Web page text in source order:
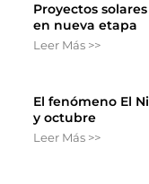
Proyectos
en nueva etapa
Leer Más >>
El fenómeno El
y octubre
Leer Más >>